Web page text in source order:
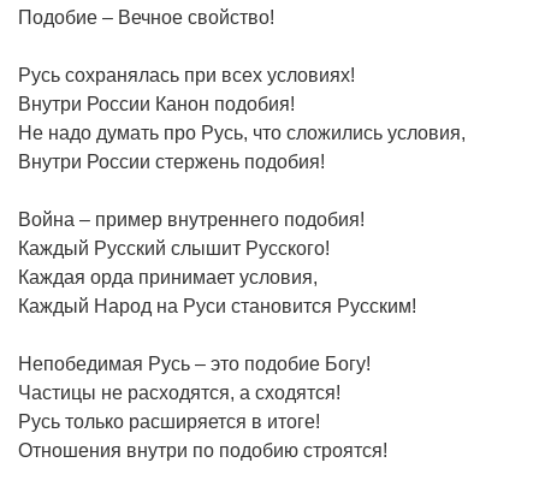
Подобие – Вечное свойство!
Русь сохранялась при всех условиях!
Внутри России Канон подобия!
Не надо думать про Русь, что сложились условия,
Внутри России стержень подобия!
Война – пример внутреннего подобия!
Каждый Русский слышит Русского!
Каждая орда принимает условия,
Каждый Народ на Руси становится Русским!
Непобедимая Русь – это подобие Богу!
Частицы не расходятся, а сходятся!
Русь только расширяется в итоге!
Отношения внутри по подобию строятся!